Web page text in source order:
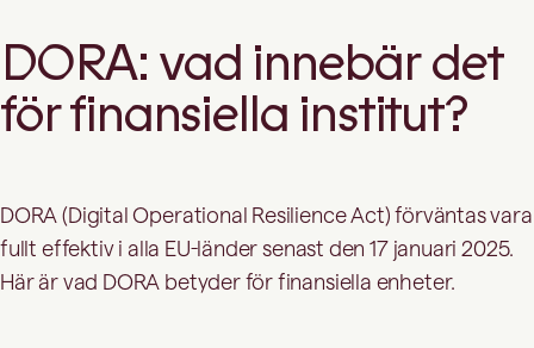
DORA: vad innebär det
för finansiella institut?
DORA (Digital Operational Resilience Act) förväntas vara
fullt effektiv i alla EU-länder senast den 17 januari 2025.
Här är vad DORA betyder för finansiella enheter.